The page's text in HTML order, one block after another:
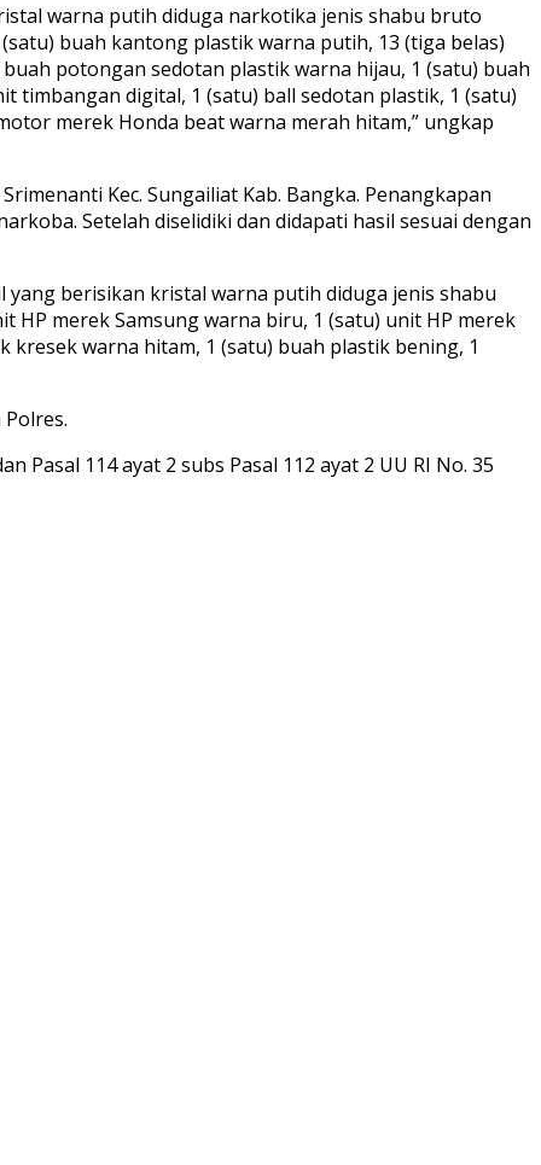
warna putih diduga narkotika jenis shabu bruto
buah kantong plastik warna putih, 13 (tiga belas)
potongan sedotan plastik warna hijau, 1 (satu) buah
timbangan digital, 1 (satu) ball sedotan plastik, 1 (satu)
merek Honda beat warna merah hitam,” ungkap
Kec. Sungailiat Kab. Bangka. Penangkapan
Setelah diselidiki dan didapati hasil sesuai dengan
berisikan kristal warna putih diduga jenis shabu
HP merek Samsung warna biru, 1 (satu) unit HP merek
kresek warna hitam, 1 (satu) buah plastik bening, 1
Pasal 114 ayat 2 subs Pasal 112 ayat 2 UU RI No. 35